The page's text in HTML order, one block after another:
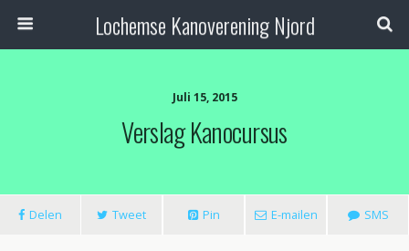
Lochemse Kanoverening Njord
Juli 15, 2015
Verslag Kanocursus
Delen Tweet Pin E-mailen SMS